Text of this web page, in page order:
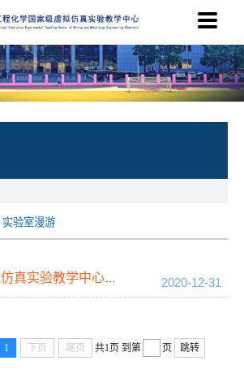
实验室漫游
2020-12-31
1 下页 尾页 共1页 到第 页 跳转